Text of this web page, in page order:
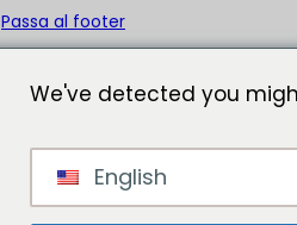
Passa al footer
We've detected you
English